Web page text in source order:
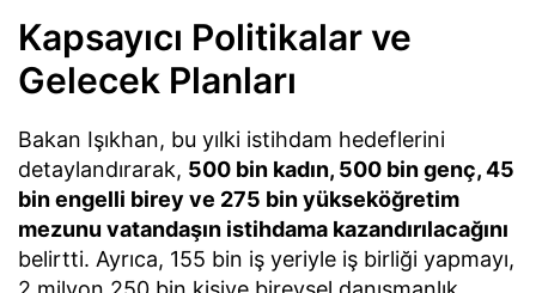
Kapsayıcı Politikalar ve
Gelecek Planları
Bakan Işıkhan, bu yılki istihdam hedeflerini
detaylandırarak, 500 bin kadın, 500 bin genç, 45
bin engelli birey ve 275 bin yükseköğretim
mezunu vatandaşın istihdama kazandırılacağını
belirtti. Ayrıca, 155 bin iş yeriyle iş birliği yapmayı,